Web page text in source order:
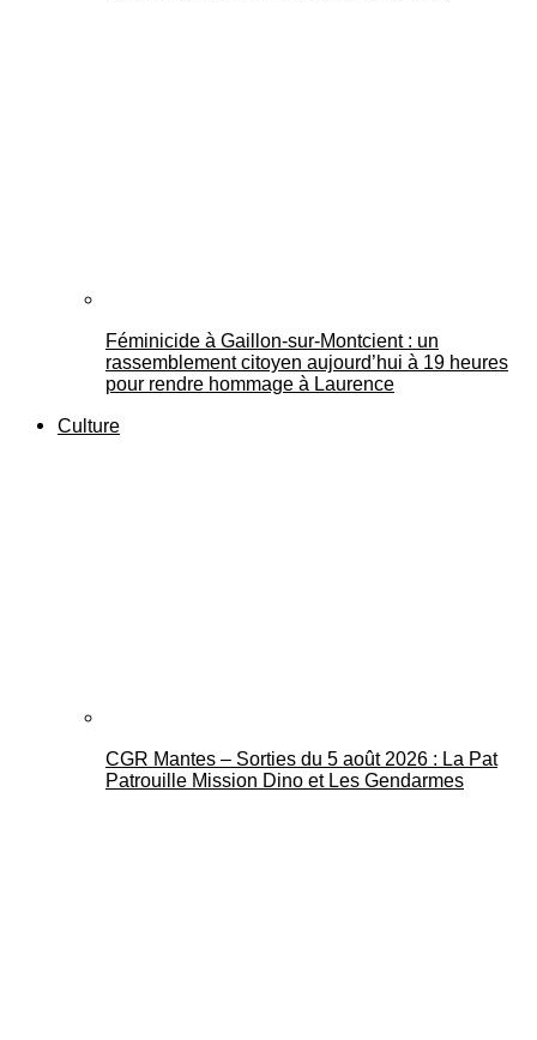
Féminicide à Gaillon‑sur‑Montcient : un
rassemblement citoyen aujourd’hui à 19 heures
pour rendre hommage à Laurence
Culture
CGR Mantes – Sorties du 5 août 2026 : La Pat
Patrouille Mission Dino et Les Gendarmes